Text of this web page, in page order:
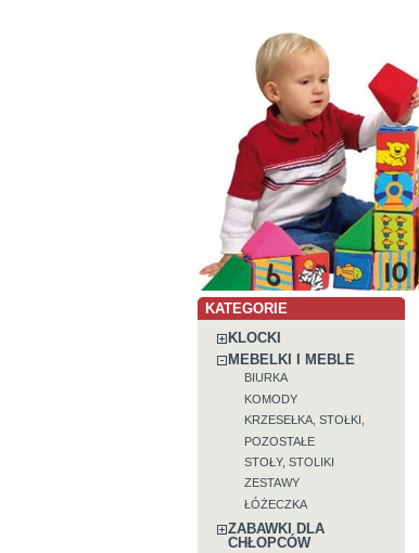
KATEGORIE
KLOCKI
MEBELKI I MEBLE
BIURKA
KOMODY
KRZESEŁKA, STOŁKI,
POZOSTAŁE
STOŁY, STOLIKI
ZESTAWY
ŁÓŻECZKA
ZABAWKI DLA
CHŁOPCÓW